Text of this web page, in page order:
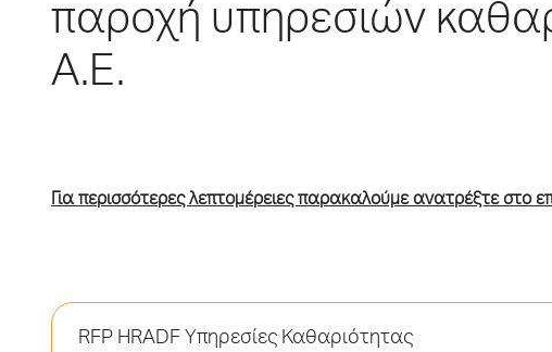
παροχή υπηρεσιών
Α.Ε.
Για περισσότερες λεπτομέρειες παρακαλούμε ανατρέξτε στο
RFP HRADF Υπηρεσίες Καθαριότητας